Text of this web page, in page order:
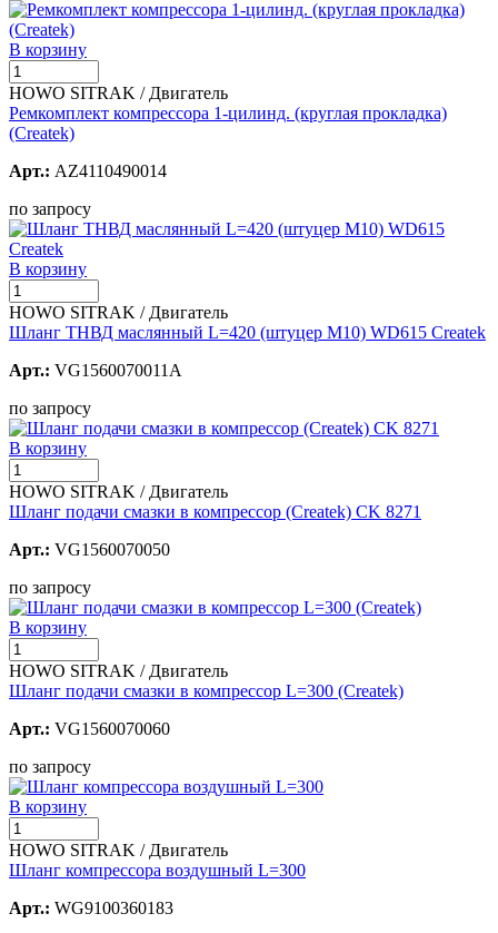
В корзину
HOWO SITRAK / Двигатель
Ремкомплект компрессора 1-цилинд. (круглая прокладка)
(Createk)
Арт.: AZ4110490014
по запросу
В корзину
HOWO SITRAK / Двигатель
Шланг ТНВД маслянный L=420 (штуцер М10) WD615 Createk
Арт.: VG1560070011A
по запросу
В корзину
HOWO SITRAK / Двигатель
Шланг подачи смазки в компрессор (Createk) CK 8271
Арт.: VG1560070050
по запросу
В корзину
HOWO SITRAK / Двигатель
Шланг подачи смазки в компрессор L=300 (Createk)
Арт.: VG1560070060
по запросу
В корзину
HOWO SITRAK / Двигатель
Шланг компрессора воздушный L=300
Арт.: WG9100360183